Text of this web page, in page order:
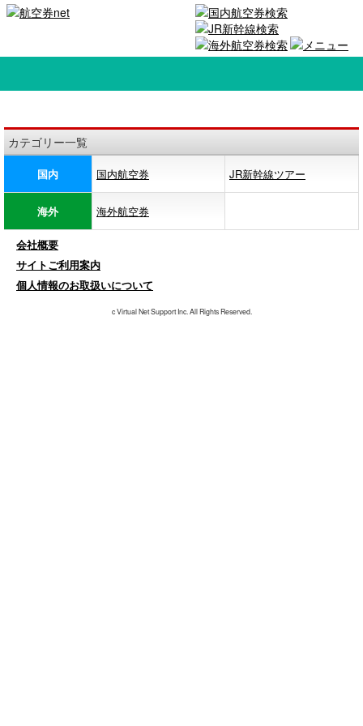
カテゴリー一覧
国内 国内航空券 JR新幹線ツアー
海外 海外航空券
会社概要
サイトご利用案内
個人情報のお取扱いについて
c Virtual Net Support Inc. All Rights Reserved.